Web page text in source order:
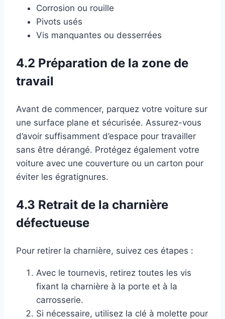
Corrosion ou rouille
Pivots usés
Vis manquantes ou desserrées
4.2 Préparation de la zone de
travail
Avant de commencer, parquez votre voiture sur
une surface plane et sécurisée. Assurez-vous
d’avoir suffisamment d’espace pour travailler
sans être dérangé. Protégez également votre
voiture avec une couverture ou un carton pour
éviter les égratignures.
4.3 Retrait de la charnière
défectueuse
Pour retirer la charnière, suivez ces étapes :
Avec le tournevis, retirez toutes les vis
fixant la charnière à la porte et à la
carrosserie.
Si nécessaire, utilisez la clé à molette pour